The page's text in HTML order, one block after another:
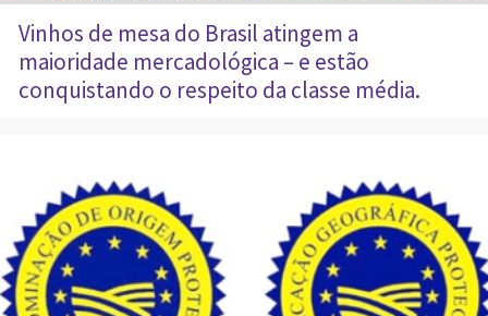
Vinhos de mesa do Brasil atingem a
maioridade mercadológica – e estão
conquistando o respeito da classe média.